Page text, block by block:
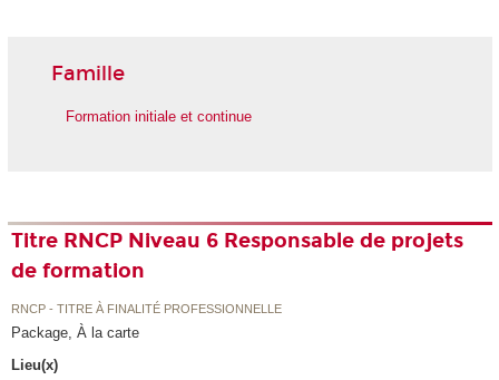
Famille
Formation initiale et continue
Titre RNCP Niveau 6 Responsable de projets
de formation
RNCP - TITRE À FINALITÉ PROFESSIONNELLE
Package, À la carte
Lieu(x)